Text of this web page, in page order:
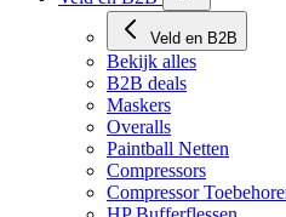
Veld en B2B
Veld en B2B
Bekijk alles
B2B deals
Maskers
Overalls
Paintball Netten
Compressors